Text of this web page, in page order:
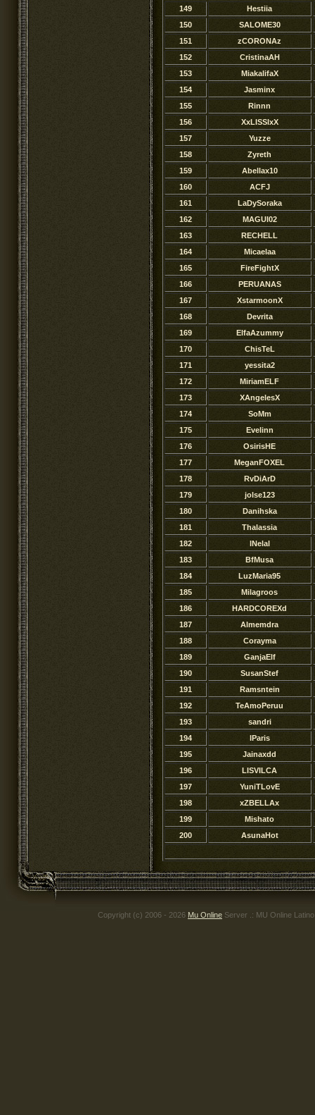
149
Hestiia
150
SALOME30
151
zCORONAz
152
CristinaAH
153
MiakalifaX
154
Jasminx
155
Rinnn
156
XxLISSIxX
157
Yuzze
158
Zyreth
159
Abellax10
160
ACFJ
161
LaDySoraka
162
MAGUI02
163
RECHELL
164
Micaelaa
165
FireFightX
166
PERUANAS
167
XstarmoonX
168
Devrita
169
ElfaAzummy
170
ChisTeL
171
yessita2
172
MiriamELF
173
XAngelesX
174
SoMm
175
Evelinn
176
OsirisHE
177
MeganFOXEL
178
RvDiArD
179
jolse123
180
Danihska
181
Thalassia
182
lNelal
183
BfMusa
184
LuzMaria95
185
Milagroos
186
HARDCOREXd
187
Almemdra
188
Corayma
189
GanjaElf
190
SusanStef
191
Ramsntein
192
TeAmoPeruu
193
sandri
194
lParis
195
Jainaxdd
196
LISVILCA
197
YuniTLovE
198
xZBELLAx
199
Mishato
200
AsunaHot
Copyright (c) 2006 - 2026 Mu Online Server .: MU Online